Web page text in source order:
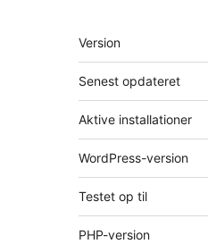
Meta
Version
Senest opdateret
Aktive installationer
WordPress-version
Testet op til
PHP-version